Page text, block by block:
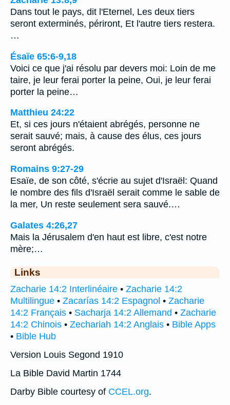
Dans tout le pays, dit l'Eternel, Les deux tiers
seront exterminés, périront, Et l'autre tiers restera.
…
Ésaïe 65:6-9,18
Voici ce que j'ai résolu par devers moi: Loin de me
taire, je leur ferai porter la peine, Oui, je leur ferai
porter la peine…
Matthieu 24:22
Et, si ces jours n'étaient abrégés, personne ne
serait sauvé; mais, à cause des élus, ces jours
seront abrégés.
Romains 9:27-29
Esaïe, de son côté, s'écrie au sujet d'Israël: Quand
le nombre des fils d'Israël serait comme le sable de
la mer, Un reste seulement sera sauvé.…
Galates 4:26,27
Mais la Jérusalem d'en haut est libre, c'est notre
mère;…
Links
Zacharie 14:2 Interlinéaire • Zacharie 14:2
Multilingue • Zacarías 14:2 Espagnol • Zacharie
14:2 Français • Sacharja 14:2 Allemand • Zacharie
14:2 Chinois • Zechariah 14:2 Anglais • Bible Apps
• Bible Hub
Version Louis Segond 1910
La Bible David Martin 1744
Darby Bible courtesy of CCEL.org.